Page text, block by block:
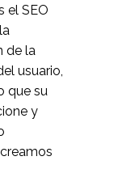
el SEO
de la
usuario,
que su
y